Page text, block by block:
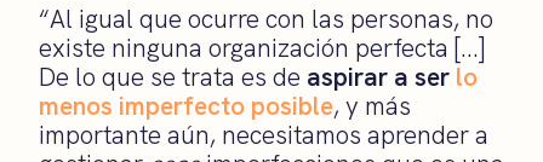
“Al igual que ocurre con las personas, no
existe ninguna organización perfecta […]
De lo que se trata es de aspirar a ser lo
menos imperfecto posible, y más
importante aún, necesitamos aprender a